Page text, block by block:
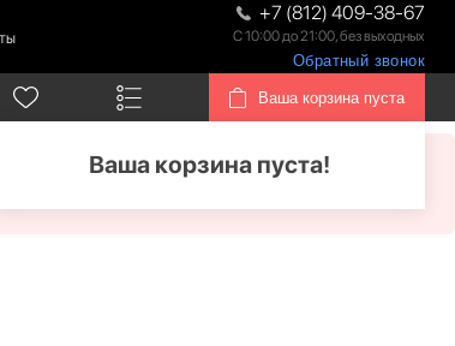
+7 (812) 409-38-67
С 10:00 до 21:00, без выходных
Обратный звонок
Ваша корзина пуста
Ваша корзина пуста!